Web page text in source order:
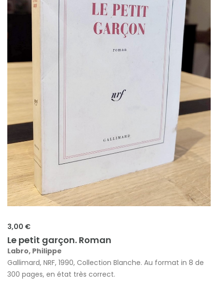
3,00 €
Le petit garçon. Roman
Labro, Philippe
Gallimard, NRF, 1990, Collection Blanche. Au format in 8 de
300 pages, en état très correct.